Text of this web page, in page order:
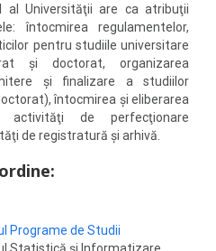
al Universităţii are ca atribuţii
întocmirea regulamentelor,
pentru studiile universitare
şi doctorat, organizarea
şi finalizare a studiilor
întocmirea şi eliberarea
de perfecţionare
de registratură şi arhivă.
Programe de Studii